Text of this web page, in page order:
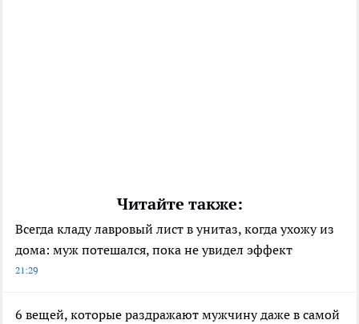
Читайте также:
Всегда кладу лавровый лист в унитаз, когда ухожу из
дома: муж потешался, пока не увидел эффект
21:29
6 вещей, которые раздражают мужчину даже в самой